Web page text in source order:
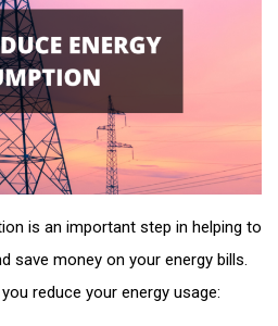
is an important step in helping to
save money on your energy bills.
reduce your energy usage: